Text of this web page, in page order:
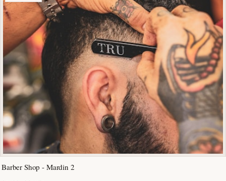
Barber Shop - Mardin 2